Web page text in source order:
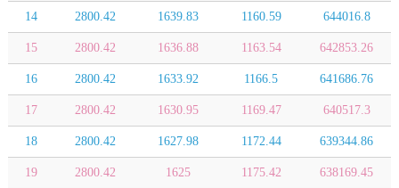
14 2800.42 1639.83 1160.59 644016.8
15 2800.42 1636.88 1163.54 642853.26
16 2800.42 1633.92 1166.5 641686.76
17 2800.42 1630.95 1169.47 640517.3
18 2800.42 1627.98 1172.44 639344.86
19 2800.42 1625 1175.42 638169.45